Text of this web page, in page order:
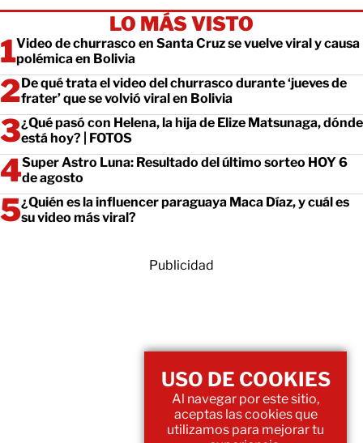
LO MÁS VISTO
Video de churrasco en Santa Cruz se vuelve viral y causa
polémica en Bolivia
De qué trata el video del churrasco durante ‘jueves de
frater’ que se volvió viral en Bolivia
¿Qué pasó con Helena, la hija de Elize Matsunaga, dónde
está hoy? | FOTOS
Super Astro Luna: Resultado del último sorteo HOY 6
de agosto
¿Quién es la influencer paraguaya Maca Díaz, y cuál es
su video más viral?
Publicidad
USO DE COOKIES
Al navegar por este sitio,
aceptas las cookies que
utilizamos para mejorar tu